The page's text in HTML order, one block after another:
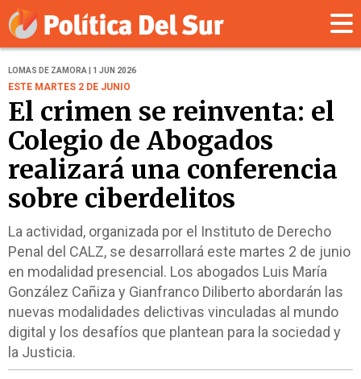
LOMAS DE ZAMORA | 1 JUN 2026
ESTE MARTES 2 DE JUNIO
El crimen se reinventa: el
Colegio de Abogados
realizará una conferencia
sobre ciberdelitos
La actividad, organizada por el Instituto de Derecho
Penal del CALZ, se desarrollará este martes 2 de junio
en modalidad presencial. Los abogados Luis María
González Cañiza y Gianfranco Diliberto abordarán las
nuevas modalidades delictivas vinculadas al mundo
digital y los desafíos que plantean para la sociedad y
la Justicia.